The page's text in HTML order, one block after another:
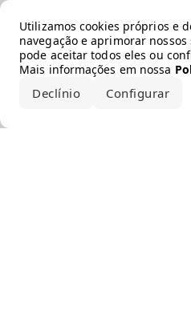
Utilizamos cookies próprios e
navegação e aprimorar
pode aceitar todos eles ou
Mais informações em nossa
Declínio Configurar
Error